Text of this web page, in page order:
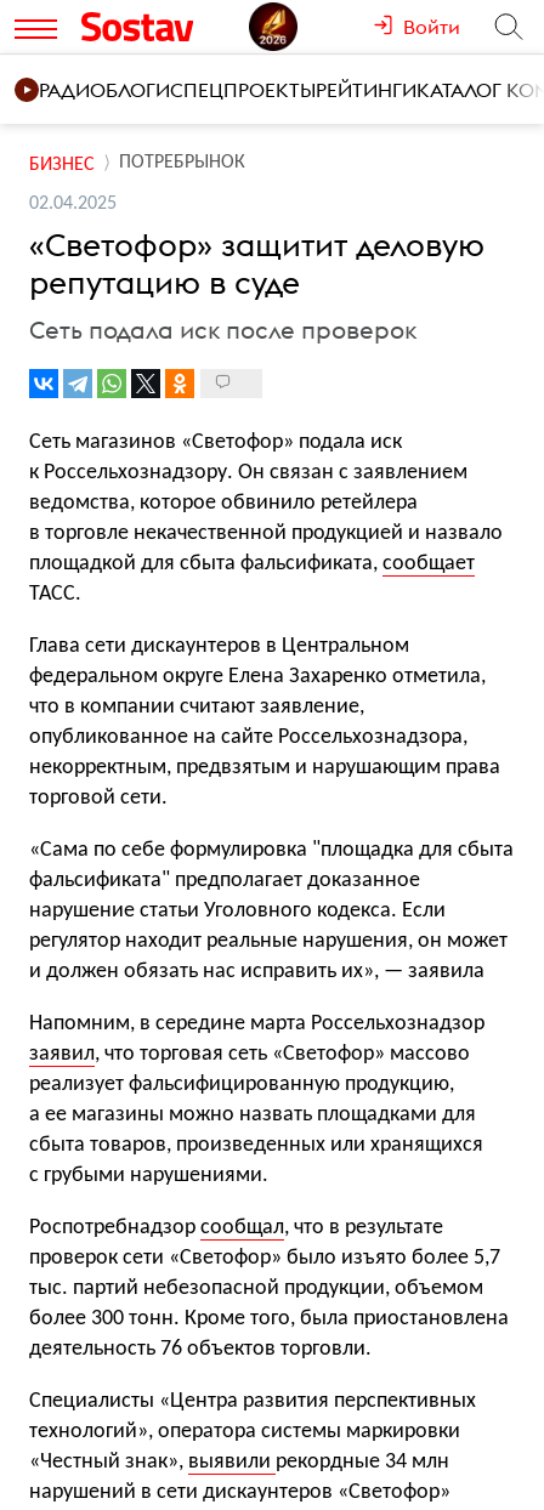
Войти
РАДИОБЛОГИСПЕЦПРОЕКТЫРЕЙТИНГИКАТАЛОГ
БИЗНЕС ПОТРЕБРЫНОК
02.04.2025
«Светофор» защитит деловую
репутацию в суде
Сеть подала иск после проверок
Сеть магазинов «Светофор» подала иск
к Россельхознадзору. Он связан с заявлением
ведомства, которое обвинило ретейлера
в торговле некачественной продукцией и назвало
площадкой для сбыта фальсификата, сообщает
ТАСС.
Глава сети дискаунтеров в Центральном
федеральном округе Елена Захаренко отметила,
что в компании считают заявление,
опубликованное на сайте Россельхознадзора,
некорректным, предвзятым и нарушающим права
торговой сети.
«Сама по себе формулировка "площадка для сбыта
фальсификата" предполагает доказанное
нарушение статьи Уголовного кодекса. Если
регулятор находит реальные нарушения, он может
и должен обязать нас исправить их», — заявила
Напомним, в середине марта Россельхознадзор
заявил, что торговая сеть «Светофор» массово
реализует фальсифицированную продукцию,
а ее магазины можно назвать площадками для
сбыта товаров, произведенных или хранящихся
с грубыми нарушениями.
Роспотребнадзор сообщал, что в результате
проверок сети «Светофор» было изъято более 5,7
тыс. партий небезопасной продукции, объемом
более 300 тонн. Кроме того, была приостановлена
деятельность 76 объектов торговли.
Специалисты «Центра развития перспективных
технологий», оператора системы маркировки
«Честный знак», выявили рекордные 34 млн
нарушений в сети дискаунтеров «Светофор»